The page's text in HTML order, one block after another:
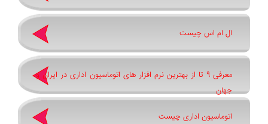
ال ام اس چیست
معرفی 9 تا از بهترین نرم افزار های اتوماسیون اداری در ایران و
جهان
اتوماسیون اداری چیست